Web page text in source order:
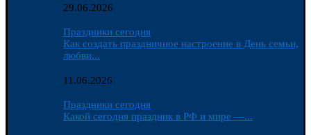
29.06.2026
Праздники сегодня
Как создать праздничное настроение в День семьи,
любви...
11.06.2026
Праздники сегодня
Какой сегодня праздник в РФ и мире —...